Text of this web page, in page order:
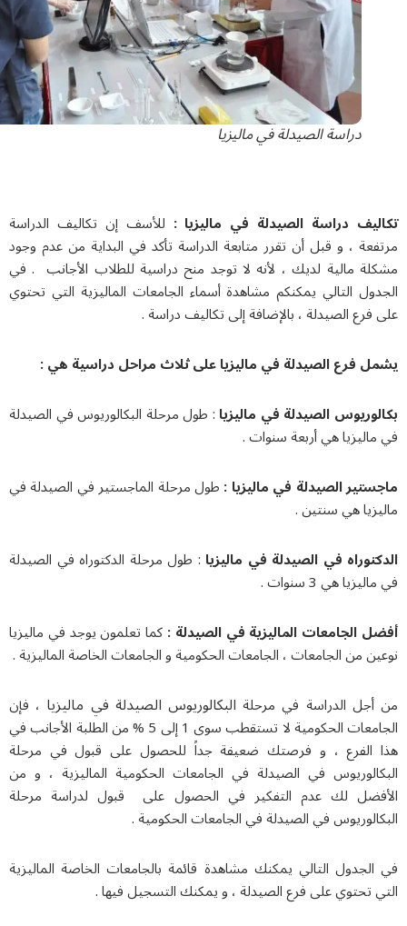
الصيدلة في ماليزيا
الصيدلة في ماليزيا : للأسف إن تکالیف الدراسة
قبل أن تقرر متابعة الدراسة تأكد في البداية من عدم وجود
لديك ، لأنه لا توجد منح دراسية للطلاب الأجانب . في
يمكنكم مشاهدة أسماء الجامعات الماليزية التي تحتوي
، بالإضافة إلى تكاليف دراسة .
في ماليزيا على ثلاث مراحل دراسية هي :
الصيدلة في ماليزيا: طول مرحلة البكالوريوس في الصيدلة
هي أربعة سنوات .
في ماليزيا :طول مرحلة الماجستير في الصيدلة في
سنتين .
في الصيدلة في ماليزيا : طول مرحلة الدكتوراه في الصيدلة
.
الماليزية في الصيدلة :كما تعلمون يوجد في ماليزيا
، الجامعات الحكومية و الجامعات الخاصة الماليزية .
في مرحلة البكالوريوس الصيدلة في ماليزيا ، فإن
الجامعات الحكومية لا تستقطب سوى 1 إلى 5 % من الطلبة الأجانب في
، و فرصتك ضعيفة جداً للحصول على قبول في مرحلة
في الصيدلة في الجامعات الحكومية الماليزية ، و من
عدم التفكير في الحصول على قبول لدراسة مرحلة
في الصيدلة في الجامعات الحكومية .
يمكنك مشاهدة قائمة بالجامعات الخاصة الماليزية
على فرع الصيدلة ، و يمكنك التسجيل فيها .